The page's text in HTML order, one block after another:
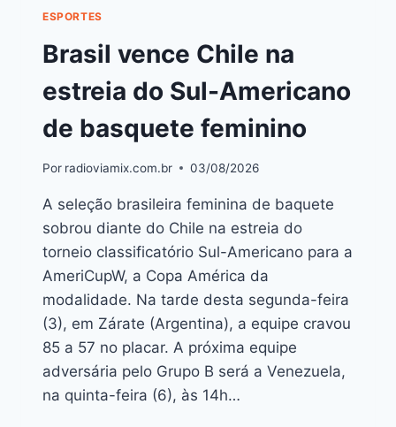
ESPORTES
Brasil vence Chile na
estreia do Sul-Americano
de basquete feminino
Por radioviamix.com.br 03/08/2026
A seleção brasileira feminina de baquete
sobrou diante do Chile na estreia do
torneio classificatório Sul-Americano para a
AmeriCupW, a Copa América da
modalidade. Na tarde desta segunda-feira
(3), em Zárate (Argentina), a equipe cravou
85 a 57 no placar. A próxima equipe
adversária pelo Grupo B será a Venezuela,
na quinta-feira (6), às 14h…